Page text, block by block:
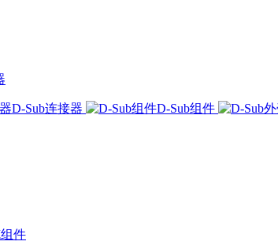
D-Sub连接器 D-Sub组件
件